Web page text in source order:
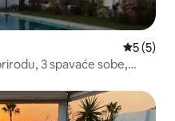
5 (5)
3 spavaće sobe,